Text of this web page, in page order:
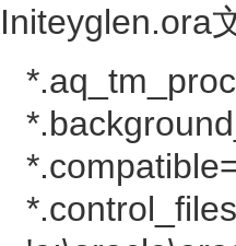
Initeyglen.ora